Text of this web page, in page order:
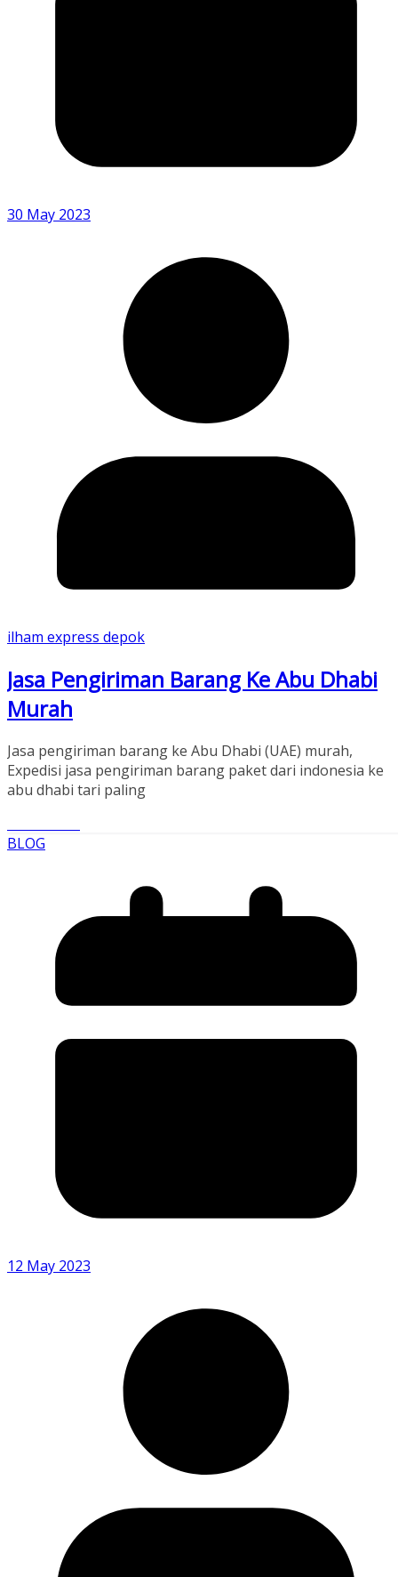
30 May 2023
ilham express depok
Jasa Pengiriman Barang Ke Abu Dhabi
Murah
Jasa pengiriman barang ke Abu Dhabi (UAE) murah,
Expedisi jasa pengiriman barang paket dari indonesia ke
abu dhabi tari paling
BLOG
12 May 2023